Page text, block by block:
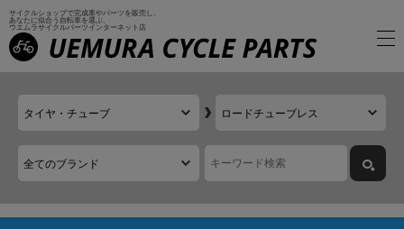
サイクルショップで完成車やパーツを販売し、
あなたに似合う自転車を選ぶ、
ウエムラサイクルパーツインターネット店